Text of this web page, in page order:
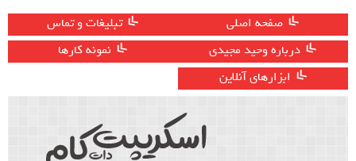
صفحه اصلی
تبلیغات و تماس
درباره وحید مجیدی
نمونه کارها
ابزارهای آنلاین